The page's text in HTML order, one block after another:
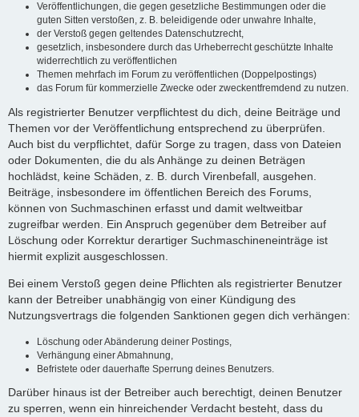
Veröffentlichungen, die gegen gesetzliche Bestimmungen oder die
guten Sitten verstoßen, z. B. beleidigende oder unwahre Inhalte,
der Verstoß gegen geltendes Datenschutzrecht,
gesetzlich, insbesondere durch das Urheberrecht geschützte Inhalte
widerrechtlich zu veröffentlichen
Themen mehrfach im Forum zu veröffentlichen (Doppelpostings)
das Forum für kommerzielle Zwecke oder zweckentfremdend zu nutzen.
Als registrierter Benutzer verpflichtest du dich, deine Beiträge und
Themen vor der Veröffentlichung entsprechend zu überprüfen.
Auch bist du verpflichtet, dafür Sorge zu tragen, dass von Dateien
oder Dokumenten, die du als Anhänge zu deinen Beträgen
hochlädst, keine Schäden, z. B. durch Virenbefall, ausgehen.
Beiträge, insbesondere im öffentlichen Bereich des Forums,
können von Suchmaschinen erfasst und damit weltweitbar
zugreifbar werden. Ein Anspruch gegenüber dem Betreiber auf
Löschung oder Korrektur derartiger Suchmaschineneinträge ist
hiermit explizit ausgeschlossen.
Bei einem Verstoß gegen deine Pflichten als registrierter Benutzer
kann der Betreiber unabhängig von einer Kündigung des
Nutzungsvertrags die folgenden Sanktionen gegen dich verhängen:
Löschung oder Abänderung deiner Postings,
Verhängung einer Abmahnung,
Befristete oder dauerhafte Sperrung deines Benutzers.
Darüber hinaus ist der Betreiber auch berechtigt, deinen Benutzer
zu sperren, wenn ein hinreichender Verdacht besteht, dass du